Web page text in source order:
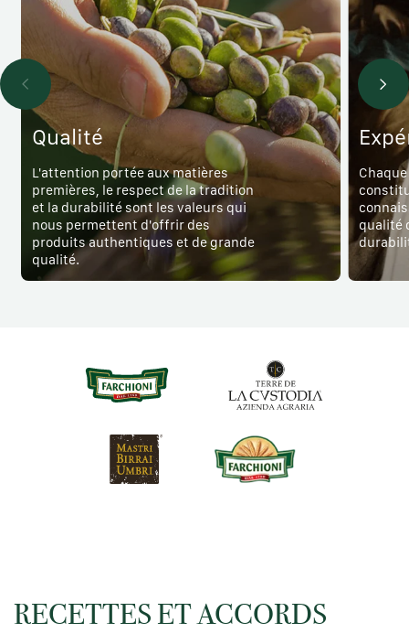
Qualité
L'attention portée aux matières
premières, le respect de la tradition
et la durabilité sont les valeurs qui
nous permettent d'offrir des
produits authentiques et de grande
qualité.
qualité
RECETTES ET ACCORDS